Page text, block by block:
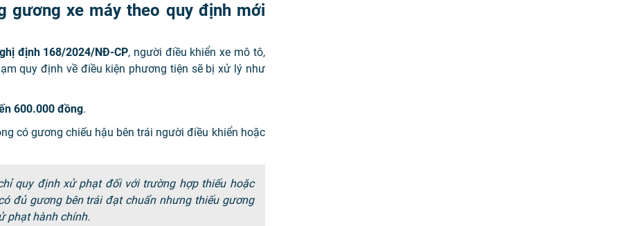
gương xe máy theo quy định mới
định 168/2024/NĐ-CP, người điều khiển xe mô tô,
quy định về điều kiện phương tiện sẽ bị xử lý như
600.000 đồng.
có gương chiếu hậu bên trái người điều khiển hoặc
quy định xử phạt đối với trường hợp thiếu hoặc
đủ gương bên trái đạt chuẩn nhưng thiếu gương
phạt hành chính.